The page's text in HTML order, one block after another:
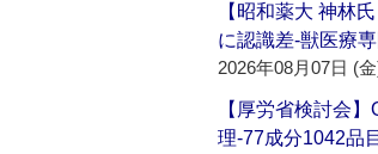
【昭和薬大 神林
に認識差‐獣医療
2026年08月07日 (
【厚労省検討会
理‐77成分1042品